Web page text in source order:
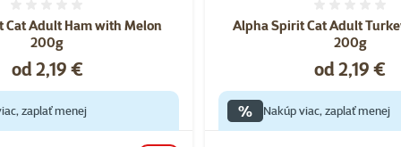
Cat Adult Ham with Melon
200g
Cena
od 2,19 €
zaplať menej
Alpha Spirit Cat Adult
200g
Cena
od 2,19 €
% Nakúp viac, zaplať menej